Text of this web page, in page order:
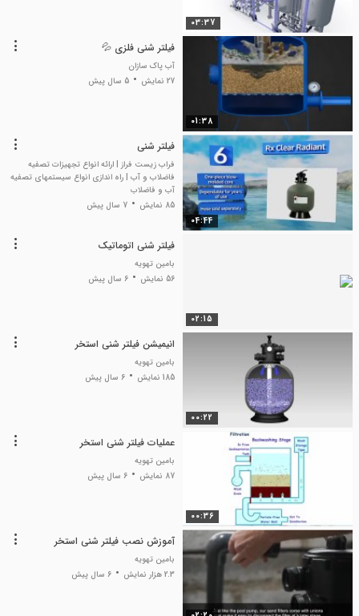
03:37
01:38
فیلتر شنی فلزی 💦
آب پاک سازان
27 نمایش
5 سال پیش
04:44
فیلتر شنی
فراب زیست فراز | ارائه انواع تجهیزات تصفیه
فاضلاب و آب | راه اندازی انواع سیستمهای تصفیه
آب و فاضلاب
85 نمایش
7 سال پیش
02:15
فیلتر شنی اتوماتیک
بامین تهویه
56 نمایش
6 سال پیش
00:22
انیمیشن فیلتر شنی استخر
بامین تهویه
185 نمایش
6 سال پیش
00:36
عملیات فیلتر شنی استخر
بامین تهویه
87 نمایش
6 سال پیش
آموزش نصب فیلتر شنی استخر
بامین تهویه
2.3 هزار نمایش
6 سال پیش